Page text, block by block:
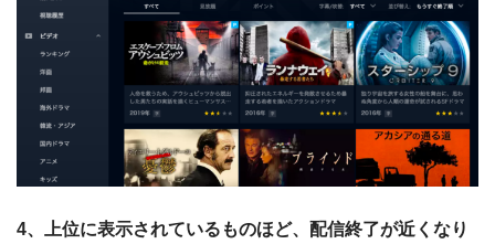
4、上位に表示されているものほど、配信終了が近くなり